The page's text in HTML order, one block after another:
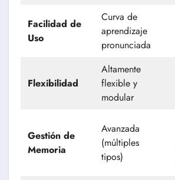
Facilidad de
Uso
Curva de
aprendizaje
pronunciada
Flexibilidad
Altamente
flexible y
modular
Gestión de
Memoria
Avanzada
(múltiples
tipos)